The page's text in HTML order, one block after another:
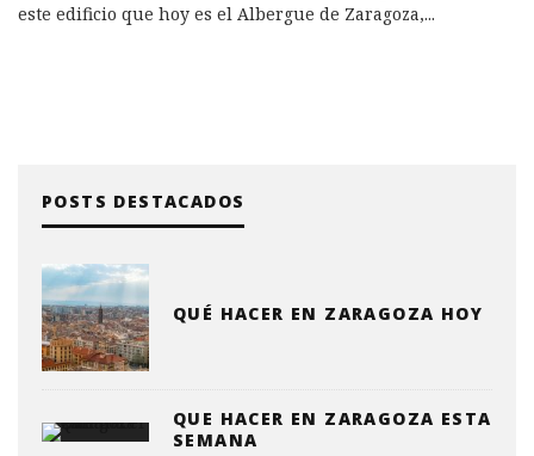
este edificio que hoy es el Albergue de Zaragoza,...
POSTS DESTACADOS
QUÉ HACER EN ZARAGOZA HOY
QUE HACER EN ZARAGOZA ESTA
SEMANA